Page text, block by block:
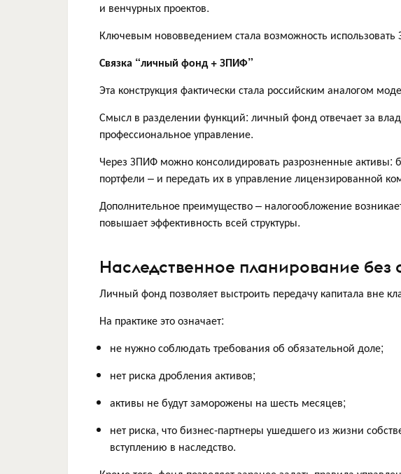
и венчурных проектов.
Ключевым нововведением стала возможность
Связка “личный фонд + ЗПИФ”
Эта конструкция фактически стала российским аналогом
Смысл в разделении функций: личный фонд отвечает за
профессиональное управление.
Через ЗПИФ можно консолидировать разрозненные активы:
портфели – и передать их в управление лицензированной
Дополнительное преимущество – налогообложение
повышает эффективность всей структуры.
Наследственное планирование без
Личный фонд позволяет выстроить передачу капитала вне
На практике это означает:
не нужно соблюдать требования об обязательной доле;
нет риска дробления активов;
активы не будут заморожены на шесть месяцев;
нет риска, что бизнес-партнеры ушедшего из жизни
вступлению в наследство.